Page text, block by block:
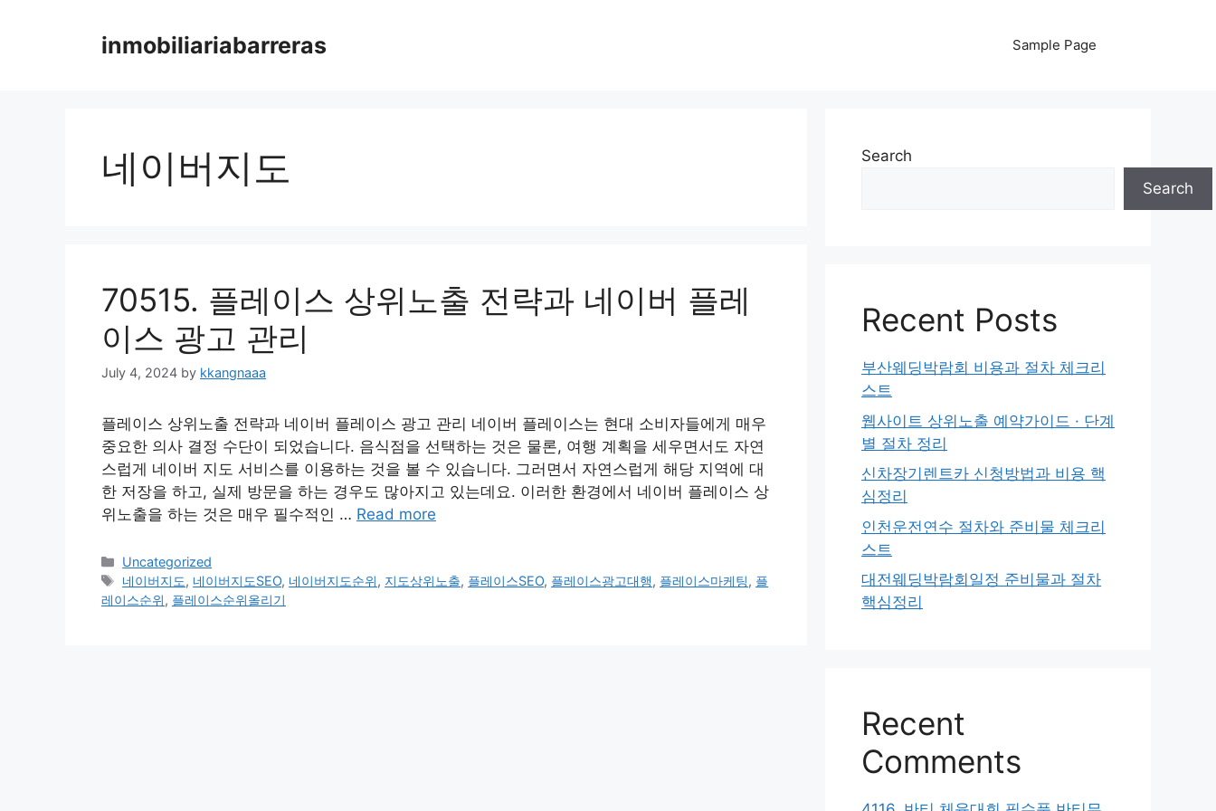
inmobiliariabarreras Sample Page
네이버지도
70515. 플레이스 상위노출 전략과 네이버 플레
이스 광고 관리
July 4, 2024 by kkangnaaa
플레이스 상위노출 전략과 네이버 플레이스 광고 관리 네이버 플레이스는 현대 소비자들에게 매우
중요한 의사 결정 수단이 되었습니다. 음식점을 선택하는 것은 물론, 여행 계획을 세우면서도 자연
스럽게 네이버 지도 서비스를 이용하는 것을 볼 수 있습니다. 그러면서 자연스럽게 해당 지역에 대
한 저장을 하고, 실제 방문을 하는 경우도 많아지고 있는데요. 이러한 환경에서 네이버 플레이스 상
위노출을 하는 것은 매우 필수적인 … Read more
Categories
Uncategorized
Tags
네이버지도, 네이버지도SEO, 네이버지도순위, 지도상위노출, 플레이스SEO, 플레이스광고대행, 플레이스마케팅, 플
레이스순위, 플레이스순위올리기
Search
Search
Recent Posts
부산웨딩박람회 비용과 절차 체크리
스트
웹사이트 상위노출 예약가이드 · 단계
별 절차 정리
신차장기렌트카 신청방법과 비용 핵
심정리
인천운전연수 절차와 준비물 체크리
스트
대전웨딩박람회일정 준비물과 절차
핵심정리
Recent
Comments